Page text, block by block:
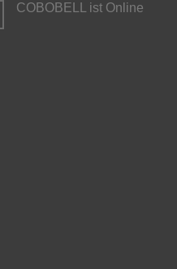
Türe
zu
COBOBELL ist Online